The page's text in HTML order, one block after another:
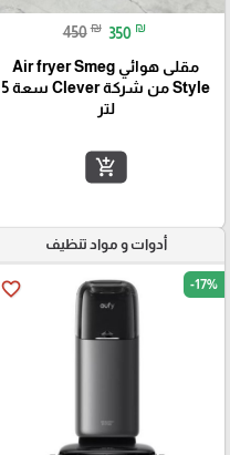
450 ₪ 350 ₪
مقلى هوائي Air fryer Smeg
Style من شركة Clever سعة 5
لتر
add_shopping_cart
أدوات و مواد تنظيف
favorite_border -17%